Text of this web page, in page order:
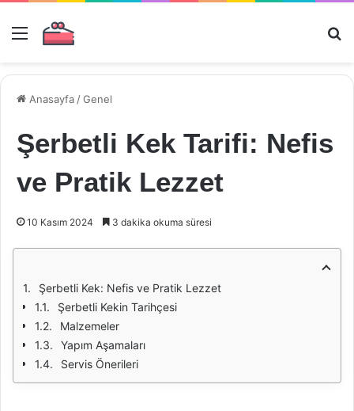
Menü
Anasayfa /Genel
Şerbetli Kek Tarifi: Nefis
ve Pratik Lezzet
10 Kasım 2024 3 dakika okuma süresi
Şerbetli Kek: Nefis ve Pratik Lezzet
Şerbetli Kekin Tarihçesi
Malzemeler
Yapım Aşamaları
Servis Önerileri